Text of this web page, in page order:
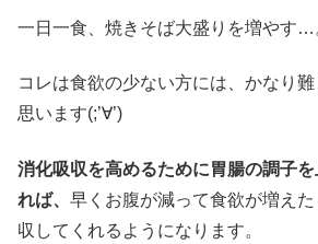
一日一食、焼きそば大盛りを増やす…
コレは食欲の少ない方には、かなり
思います(;’∀’)
消化吸収を高めるために胃腸の調子
れば、 早くお腹が減って食欲が増え
収してくれるようになります。